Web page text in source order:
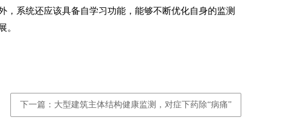
系统还应该具备自学习功能，能够不断优化自身的监测
。
下一篇：大型建筑主体结构健康监测，对症下药除“病痛”